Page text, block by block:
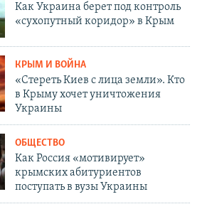
Как Украина берет под контроль
«сухопутный коридор» в Крым
КРЫМ И ВОЙНА
«Стереть Киев с лица земли». Кто
в Крыму хочет уничтожения
Украины
ОБЩЕСТВО
Как Россия «мотивирует»
крымских абитуриентов
поступать в вузы Украины